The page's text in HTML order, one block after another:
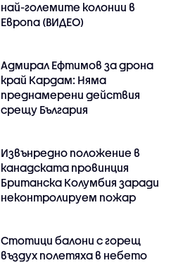
най-големите колонии в
Европа (ВИДЕО)
Адмирал Ефтимов за дрона
край Кардам: Няма
преднамерени действия
срещу България
Извънредно положение в
канадската провинция
Британска Колумбия заради
неконтролируем пожар
Стотици балони с горещ
въздух полетяха в небето